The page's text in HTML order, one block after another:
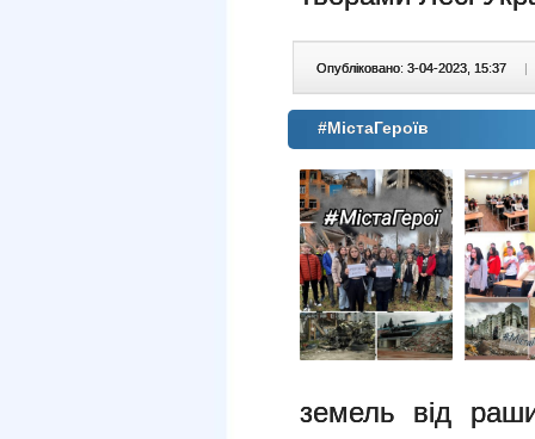
Опубліковано: 3-04-2023, 15:37 |
#МістаГероїв
земель від